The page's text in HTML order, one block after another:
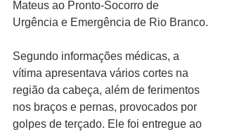
Mateus ao Pronto-Socorro de
Urgência e Emergência de Rio Branco.
Segundo informações médicas, a
vítima apresentava vários cortes na
região da cabeça, além de ferimentos
nos braços e pernas, provocados por
golpes de terçado. Ele foi entregue ao